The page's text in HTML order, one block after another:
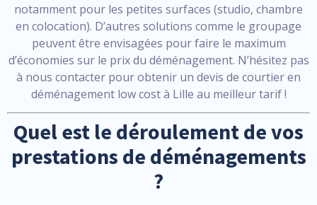
notamment pour les petites surfaces (studio, chambre
en colocation). D’autres solutions comme le groupage
peuvent être envisagées pour faire le maximum
d’économies sur le prix du déménagement. N’hésitez pas
à nous contacter pour obtenir un devis de courtier en
déménagement low cost à Lille au meilleur tarif !
Quel est le déroulement de vos
prestations de déménagements
?